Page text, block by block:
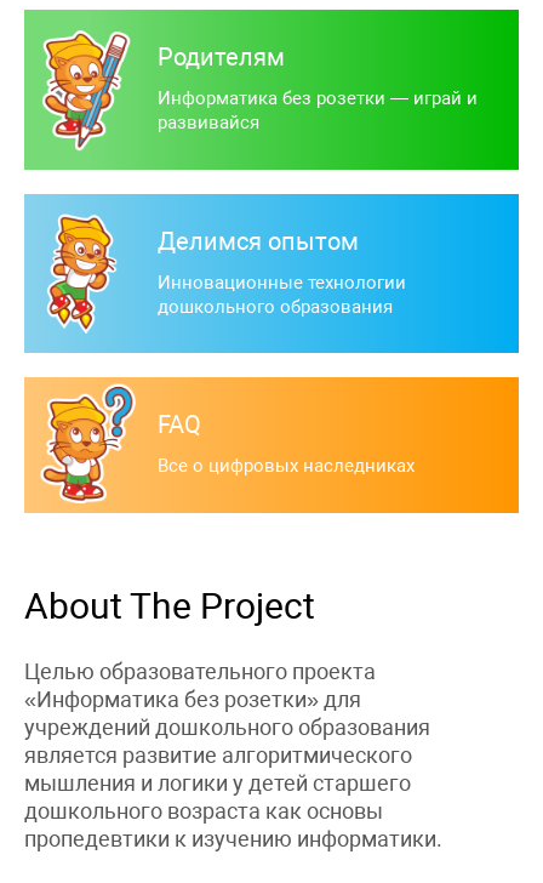
Родителям
Информатика без розетки — играй и
развивайся
Делимся опытом
Инновационные технологии
дошкольного образования
FAQ
Все о цифровых наследниках
About The Project
Целью образовательного проекта
«Информатика без розетки» для
учреждений дошкольного образования
является развитие алгоритмического
мышления и логики у детей старшего
дошкольного возраста как основы
пропедевтики к изучению информатики.